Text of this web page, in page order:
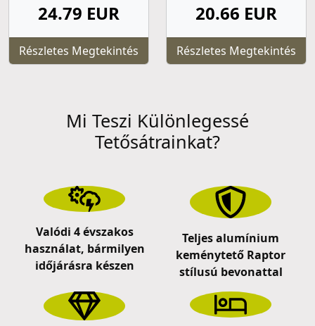
24.79 EUR
Részletes Megtekintés
20.66 EUR
Részletes Megtekintés
Mi Teszi Különlegessé
Tetősátrainkat?
Valódi 4 évszakos
használat, bármilyen
időjárásra készen
Teljes alumínium
keménytető Raptor
stílusú bevonattal